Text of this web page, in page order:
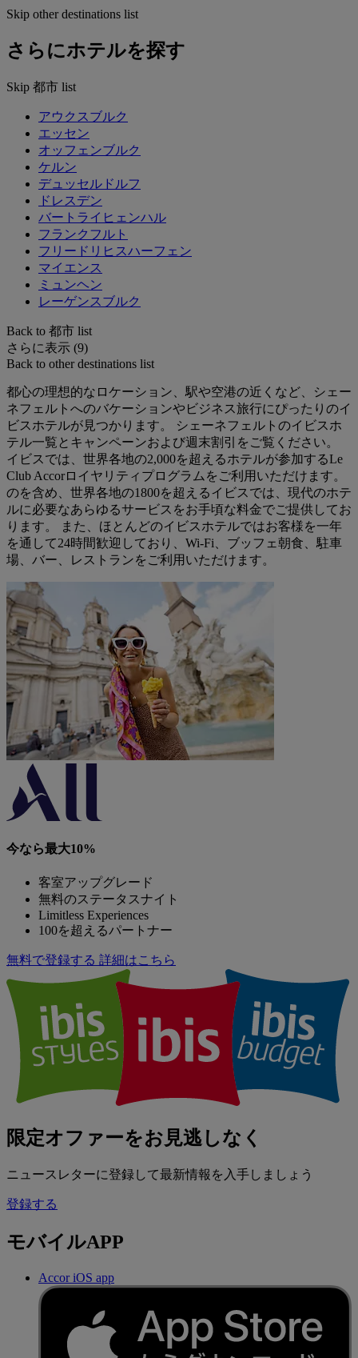
Skip other destinations list
さらにホテルを探す
Skip 都市 list
アウクスブルク
エッセン
オッフェンブルク
ケルン
デュッセルドルフ
ドレスデン
バートライヒェンハル
フランクフルト
フリードリヒスハーフェン
マイエンス
ミュンヘン
レーゲンスブルク
Back to 都市 list
さらに表示 (9)
Back to other destinations list
都心の理想的なロケーション、駅や空港の近くなど、シェー
ネフェルトへのバケーションやビジネス旅行にぴったりのイ
ビスホテルが見つかります。 シェーネフェルトのイビスホ
テル一覧とキャンペーンおよび週末割引をご覧ください。
イビスでは、世界各地の2,000を超えるホテルが参加するLe
Club Accorロイヤリティプログラムをご利用いただけます。
のを含め、世界各地の1800を超えるイビスでは、現代のホテ
ルに必要なあらゆるサービスをお手頃な料金でご提供してお
ります。 また、ほとんどのイビスホテルではお客様を一年
を通して24時間歓迎しており、Wi-Fi、ブッフェ朝食、駐車
場、バー、レストランをご利用いただけます。
今なら最大10%
客室アップグレード
無料のステータスナイト
Limitless Experiences
100を超えるパートナー
無料で登録する 詳細はこちら
限定オファーをお見逃しなく
ニュースレターに登録して最新情報を入手しましょう
登録する
モバイルAPP
Accor iOS app